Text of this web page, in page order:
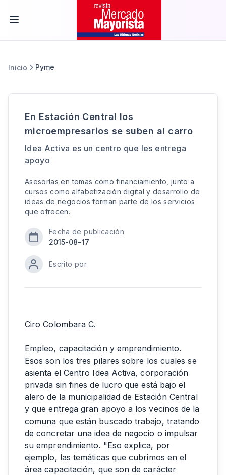
Inicio Pyme
En Estación Central los
microempresarios se suben al carro
Idea Activa es un centro que les entrega
apoyo
Asesorías en temas como financiamiento, junto a
cursos como alfabetización digital y desarrollo de
ideas de negocios forman parte de los servicios
que ofrecen.
Fecha de publicación
2015-08-17
Escrito por
Ciro Colombara C.
Empleo, capacitación y emprendimiento.
Esos son los tres pilares sobre los cuales se
asienta el Centro Idea Activa, corporación
privada sin fines de lucro que está bajo el
alero de la municipalidad de Estación Central
y que entrega gran apoyo a los vecinos de la
comuna que están buscado trabajo, tratando
de concretar una idea de negocio o impulsar
su emprendimiento. "Eso explica, por
ejemplo, las temáticas que cubrimos en el
área capacitación, que son de carácter